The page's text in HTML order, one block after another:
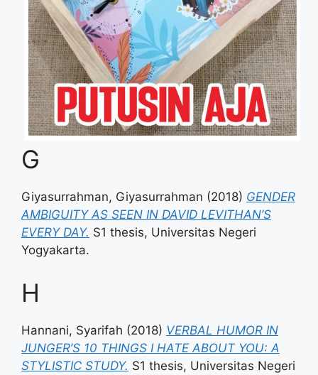
G
Giyasurrahman, Giyasurrahman (2018) GENDER
AMBIGUITY AS SEEN IN DAVID LEVITHAN’S
EVERY DAY. S1 thesis, Universitas Negeri
Yogyakarta.
H
Hannani, Syarifah (2018) VERBAL HUMOR IN
JUNGER’S 10 THINGS I HATE ABOUT YOU: A
STYLISTIC STUDY. S1 thesis, Universitas Negeri